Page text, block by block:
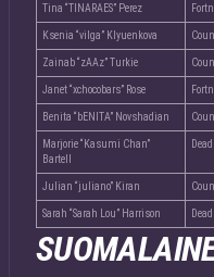
Tina “TINARAES” Perez
Ksenia “vilga” Klyuenkova
Zainab “zAAz” Turkie
Janet “xchocobars” Rose
Benita “bENITA” Novshadian
Marjorie “Kasumi Chan”
Bartell
Julian “juliano” Kiran
Sarah “Sarah Lou” Harrison